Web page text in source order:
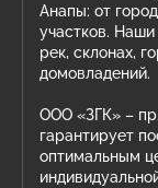
Анапы: от
участков.
рек, склонах,
домовладений.
ООО «ЗГК» –
гарантирует
оптимальным